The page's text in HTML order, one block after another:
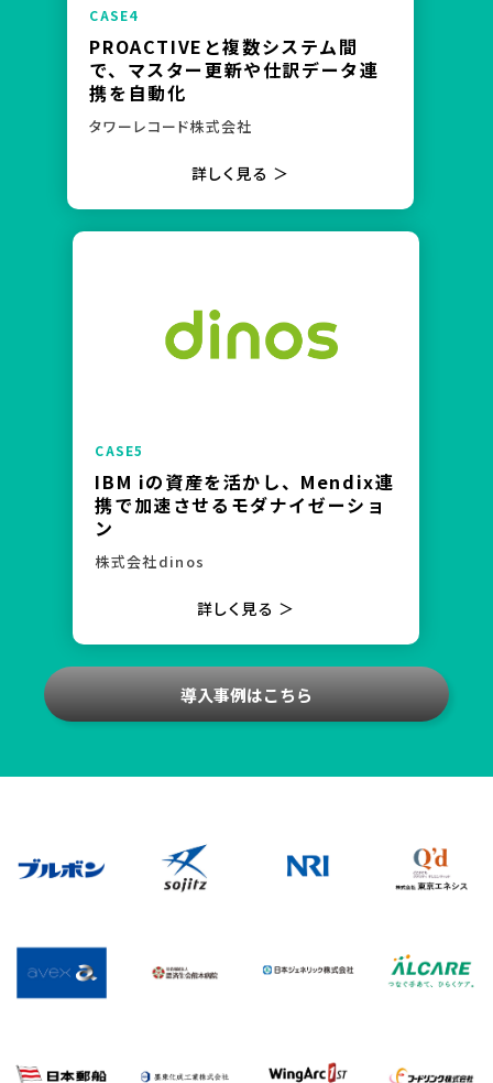
PROACTIVEと複数システム間
で、マスター更新や仕訳データ連
携を自動化
タワーレコード株式会社
詳しく見る ＞
IBM iの資産を活かし、Mendix連
携で加速させるモダナイゼーショ
ン
株式会社dinos
詳しく見る ＞
導入事例はこちら